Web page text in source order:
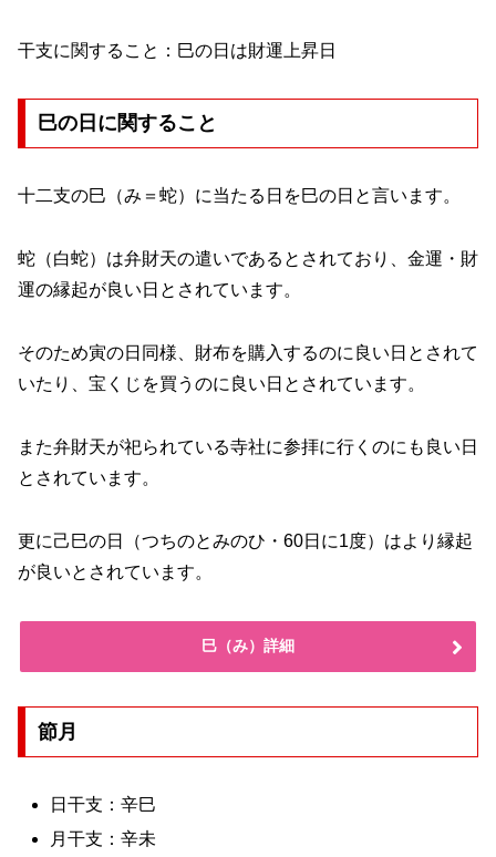
干支に関すること：巳の日は財運上昇日
巳の日に関すること
十二支の巳（み＝蛇）に当たる日を巳の日と言います。
蛇（白蛇）は弁財天の遣いであるとされており、金運・財
運の縁起が良い日とされています。
そのため寅の日同様、財布を購入するのに良い日とされて
いたり、宝くじを買うのに良い日とされています。
また弁財天が祀られている寺社に参拝に行くのにも良い日
とされています。
更に己巳の日（つちのとみのひ・60日に1度）はより縁起
が良いとされています。
巳（み）詳細
節月
日干支：辛巳
月干支：辛未